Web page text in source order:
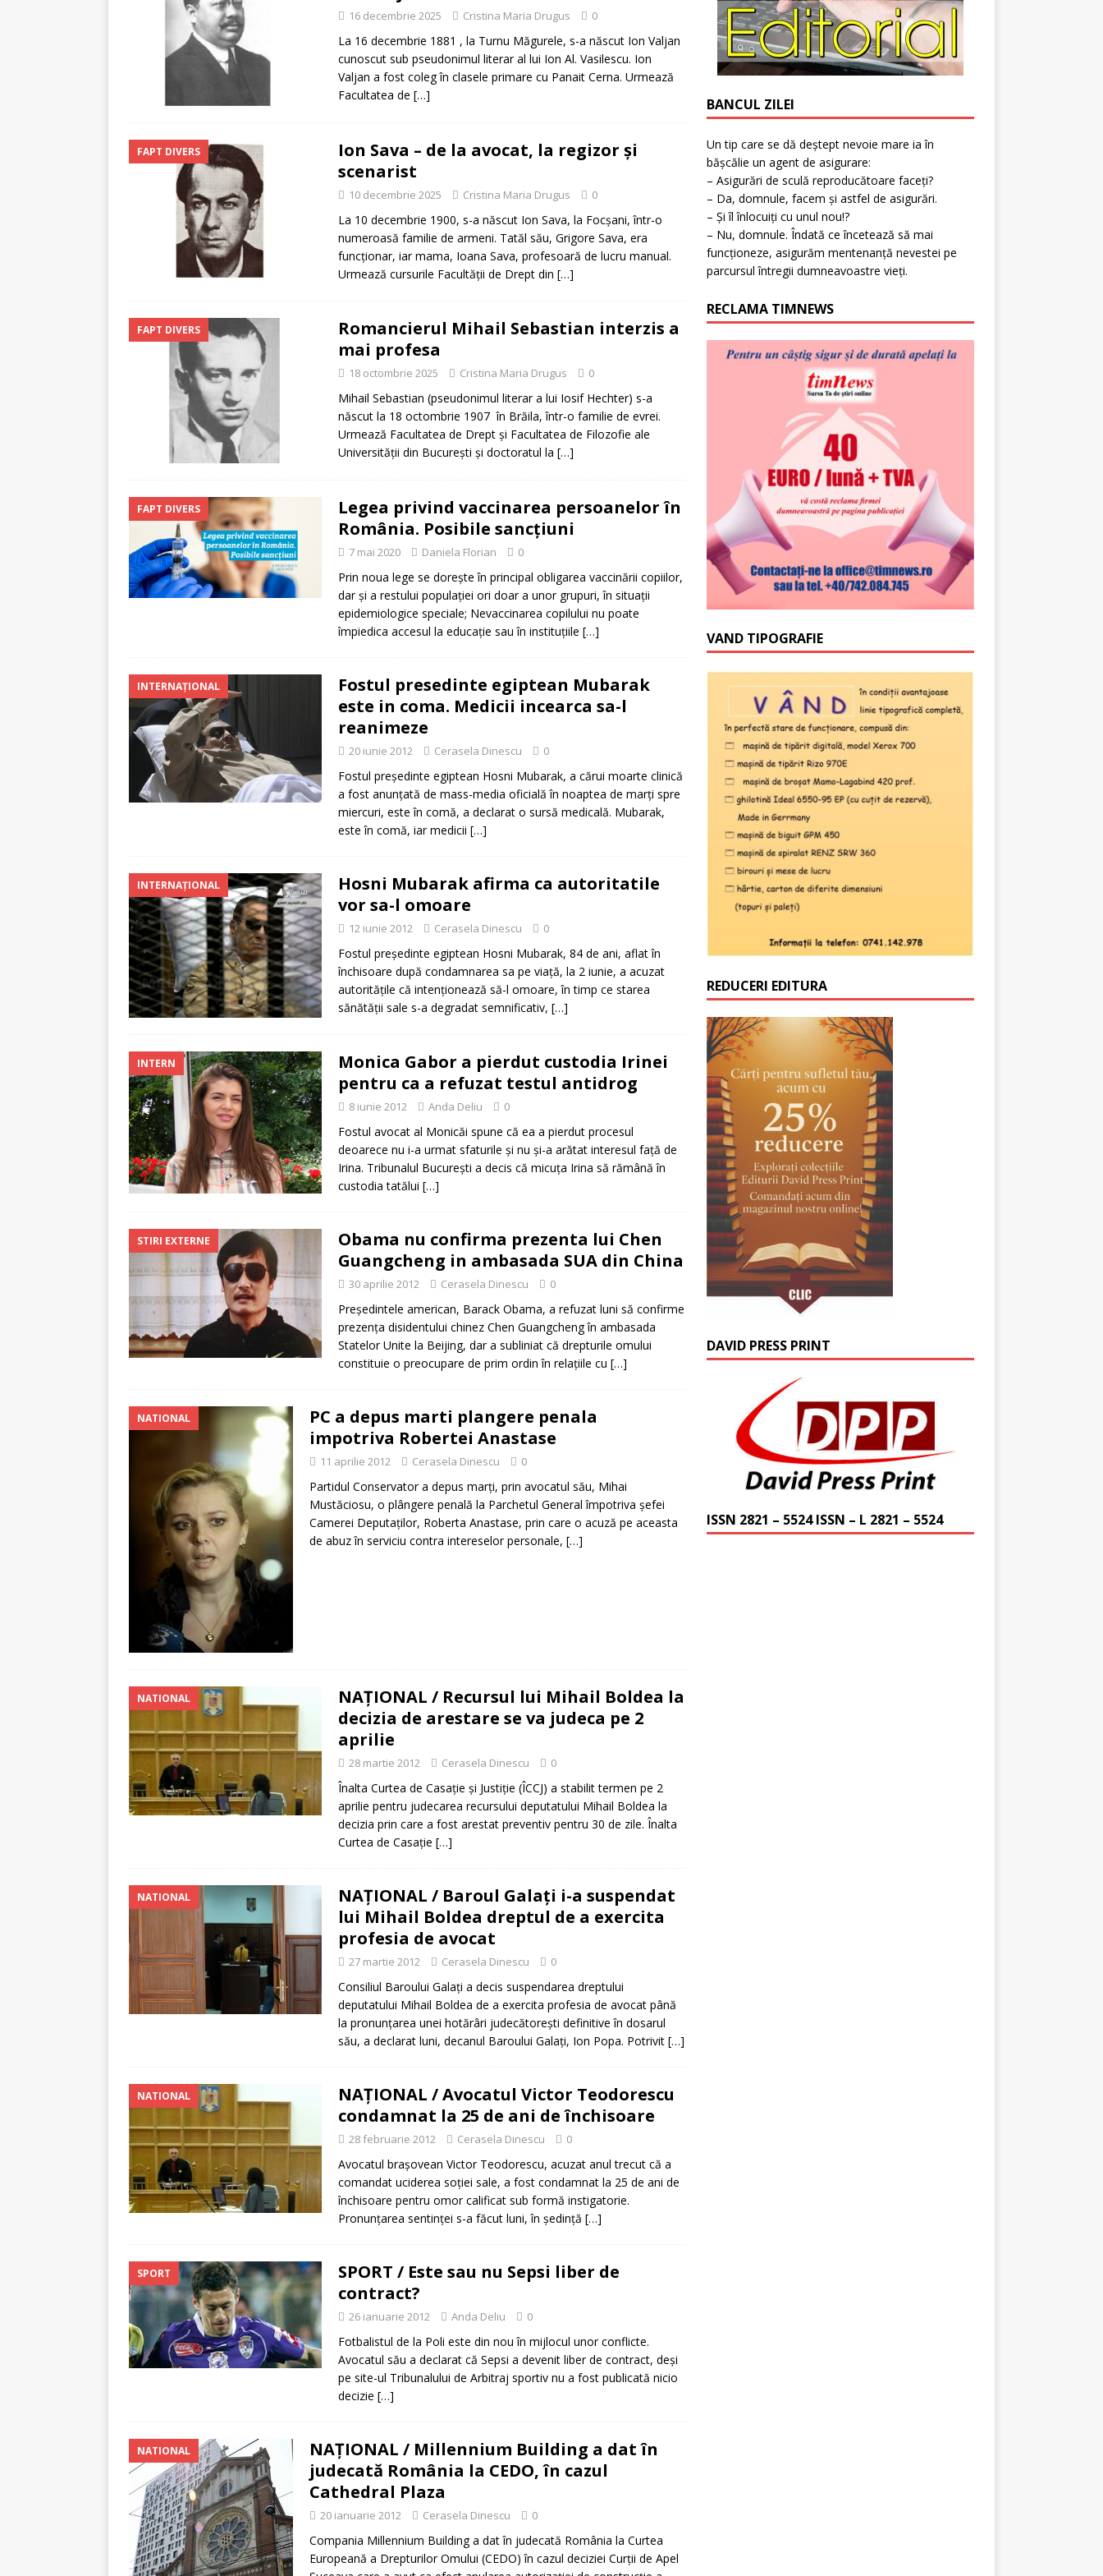
Invitaţie la expoziţie în Reşiţa!
16 decembrie 2025 Cristina Maria Drugus 0
La 16 decembrie 1881 , la Turnu Măgurele, s-a născut Ion Valjan
cunoscut sub pseudonimul literar al lui Ion Al. Vasilescu. Ion
Valjan a fost coleg în clasele primare cu Panait Cerna. Urmează
Facultatea de […]
FAPT DIVERS
Ion Sava – de la avocat, la regizor și
scenarist
10 decembrie 2025 Cristina Maria Drugus 0
La 10 decembrie 1900, s-a născut Ion Sava, la Focșani, într-o
numeroasă familie de armeni. Tatăl său, Grigore Sava, era
funcționar, iar mama, Ioana Sava, profesoară de lucru manual.
Urmează cursurile Facultăţii de Drept din […]
FAPT DIVERS
Romancierul Mihail Sebastian interzis a
mai profesa
18 octombrie 2025 Cristina Maria Drugus 0
Mihail Sebastian (pseudonimul literar a lui Iosif Hechter) s-a
născut la 18 octombrie 1907 în Brăila, într-o familie de evrei.
Urmează Facultatea de Drept şi Facultatea de Filozofie ale
Universităţii din Bucureşti şi doctoratul la […]
FAPT DIVERS
Legea privind vaccinarea persoanelor în
România. Posibile sancțiuni
7 mai 2020 Daniela Florian 0
Prin noua lege se dorește în principal obligarea vaccinării copiilor,
dar și a restului populației ori doar a unor grupuri, în situații
epidemiologice speciale; Nevaccinarea copilului nu poate
împiedica accesul la educație sau în instituțiile […]
INTERNAȚIONAL
Fostul presedinte egiptean Mubarak
este in coma. Medicii incearca sa-l
reanimeze
20 iunie 2012 Cerasela Dinescu 0
Fostul preşedinte egiptean Hosni Mubarak, a cărui moarte clinică
a fost anunţată de mass-media oficială în noaptea de marţi spre
miercuri, este în comă, a declarat o sursă medicală. Mubarak,
este în comă, iar medicii […]
INTERNAȚIONAL
Hosni Mubarak afirma ca autoritatile
vor sa-l omoare
12 iunie 2012 Cerasela Dinescu 0
Fostul preşedinte egiptean Hosni Mubarak, 84 de ani, aflat în
închisoare după condamnarea sa pe viaţă, la 2 iunie, a acuzat
autorităţile că intenţionează să-l omoare, în timp ce starea
sănătăţii sale s-a degradat semnificativ, […]
INTERN
Monica Gabor a pierdut custodia Irinei
pentru ca a refuzat testul antidrog
8 iunie 2012 Anda Deliu 0
Fostul avocat al Monicăi spune că ea a pierdut procesul
deoarece nu i-a urmat sfaturile şi nu şi-a arătat interesul faţă de
Irina. Tribunalul Bucureşti a decis că micuţa Irina să rămână în
custodia tatălui […]
STIRI EXTERNE
Obama nu confirma prezenta lui Chen
Guangcheng in ambasada SUA din China
30 aprilie 2012 Cerasela Dinescu 0
Preşedintele american, Barack Obama, a refuzat luni să confirme
prezenţa disidentului chinez Chen Guangcheng în ambasada
Statelor Unite la Beijing, dar a subliniat că drepturile omului
constituie o preocupare de prim ordin în relaţiile cu […]
NATIONAL
PC a depus marti plangere penala
impotriva Robertei Anastase
11 aprilie 2012 Cerasela Dinescu 0
Partidul Conservator a depus marţi, prin avocatul său, Mihai
Mustăciosu, o plângere penală la Parchetul General împotriva şefei
Camerei Deputaţilor, Roberta Anastase, prin care o acuză pe aceasta
de abuz în serviciu contra intereselor personale, […]
NATIONAL
NAŢIONAL / Recursul lui Mihail Boldea la
decizia de arestare se va judeca pe 2
aprilie
28 martie 2012 Cerasela Dinescu 0
Înalta Curtea de Casaţie şi Justiţie (ÎCCJ) a stabilit termen pe 2
aprilie pentru judecarea recursului deputatului Mihail Boldea la
decizia prin care a fost arestat preventiv pentru 30 de zile. Înalta
Curtea de Casaţie […]
NATIONAL
NAŢIONAL / Baroul Galaţi i-a suspendat
lui Mihail Boldea dreptul de a exercita
profesia de avocat
27 martie 2012 Cerasela Dinescu 0
Consiliul Baroului Galaţi a decis suspendarea dreptului
deputatului Mihail Boldea de a exercita profesia de avocat până
la pronunţarea unei hotărâri judecătoreşti definitive în dosarul
său, a declarat luni, decanul Baroului Galaţi, Ion Popa. Potrivit […]
NATIONAL
NAŢIONAL / Avocatul Victor Teodorescu
condamnat la 25 de ani de închisoare
28 februarie 2012 Cerasela Dinescu 0
Avocatul braşovean Victor Teodorescu, acuzat anul trecut că a
comandat uciderea soţiei sale, a fost condamnat la 25 de ani de
închisoare pentru omor calificat sub formă instigatorie.
Pronunţarea sentinţei s-a făcut luni, în şedinţă […]
SPORT
SPORT / Este sau nu Sepsi liber de
contract?
26 ianuarie 2012 Anda Deliu 0
Fotbalistul de la Poli este din nou în mijlocul unor conflicte.
Avocatul său a declarat că Sepsi a devenit liber de contract, deşi
pe site-ul Tribunalului de Arbitraj sportiv nu a fost publicată nicio
decizie […]
NATIONAL
NAŢIONAL / Millennium Building a dat în
judecată România la CEDO, în cazul
Cathedral Plaza
20 ianuarie 2012 Cerasela Dinescu 0
Compania Millennium Building a dat în judecată România la Curtea
Europeană a Drepturilor Omului (CEDO) în cazul deciziei Curţii de Apel
BANCUL ZILEI
Un tip care se dă deștept nevoie mare ia în
bășcălie un agent de asigurare:
– Asigurări de sculă reproducătoare faceți?
– Da, domnule, facem și astfel de asigurări.
– Și îl înlocuiți cu unul nou!?
– Nu, domnule. Îndată ce încetează să mai
funcționeze, asigurăm mentenanță nevestei pe
parcursul întregii dumneavoastre vieți.
RECLAMA TIMNEWS
VAND TIPOGRAFIE
REDUCERI EDITURA
DAVID PRESS PRINT
ISSN 2821 – 5524 ISSN – L 2821 – 5524